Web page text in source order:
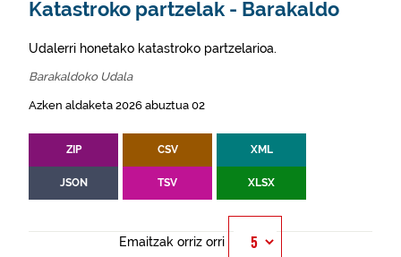
Katastroko partzelak - Barakaldo
Udalerri honetako katastroko partzelarioa.
Barakaldoko Udala
Azken aldaketa 2026 abuztua 02
ZIP CSV XML
JSON TSV XLSX
Emaitzak orriz orri